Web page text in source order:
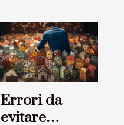
Errori da
evitare